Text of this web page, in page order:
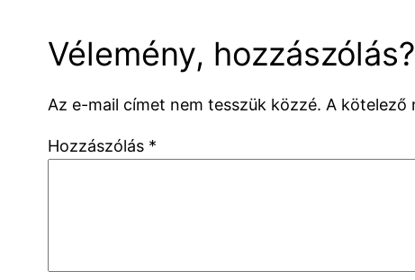
Vélemény, hozzászólás?
Az e-mail címet nem tesszük közzé. A kötelező
Hozzászólás *